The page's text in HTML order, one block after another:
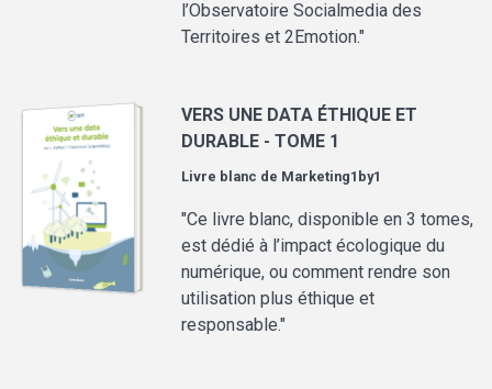
l’Observatoire Socialmedia des
Territoires et 2Emotion."
VERS UNE DATA ÉTHIQUE ET
DURABLE - TOME 1
Livre blanc de Marketing1by1
"Ce livre blanc, disponible en 3 tomes,
est dédié à l’impact écologique du
numérique, ou comment rendre son
utilisation plus éthique et
responsable."